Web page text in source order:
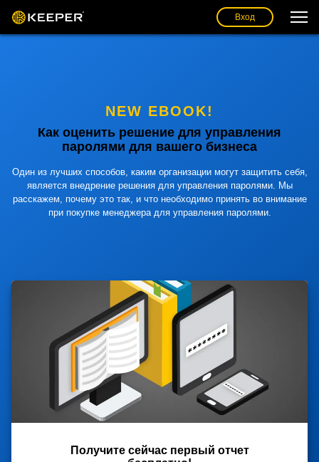
Вход
NEW EBOOK!
Как оценить решение для управления
паролями для вашего бизнеса
Один из лучших способов, каким организации могут защитить себя,
является внедрение решения для управления паролями. Мы
расскажем, почему это так, и что необходимо принять во внимание
при покупке менеджера для управления паролями.
Получите сейчас первый отчет